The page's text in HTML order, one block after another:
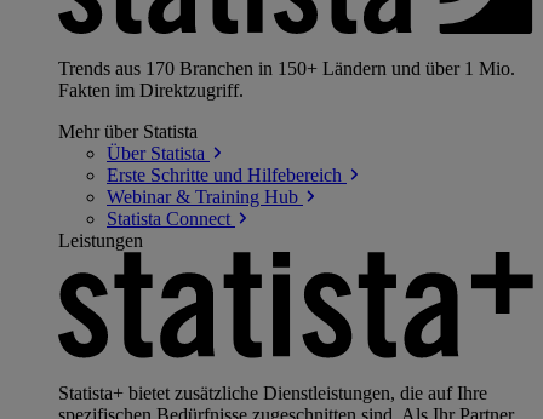
Trends aus 170 Branchen in 150+ Ländern und über 1 Mio.
Fakten im Direktzugriff.
Mehr über Statista
Über Statista
Erste Schritte und Hilfebereich
Webinar & Training Hub
Statista Connect
Leistungen
Statista+ bietet zusätzliche Dienstleistungen, die auf Ihre
spezifischen Bedürfnisse zugeschnitten sind. Als Ihr Partner